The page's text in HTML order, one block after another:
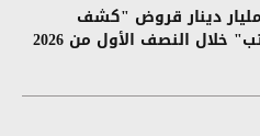
2.8 مليار دينار قروض "كشف
خلال النصف الأول من 2026